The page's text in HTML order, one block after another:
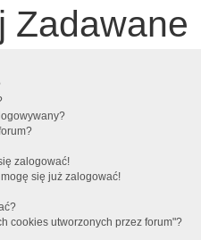
Zadawane
zalogować!
się już zalogować!
cookies utworzonych przez forum"?